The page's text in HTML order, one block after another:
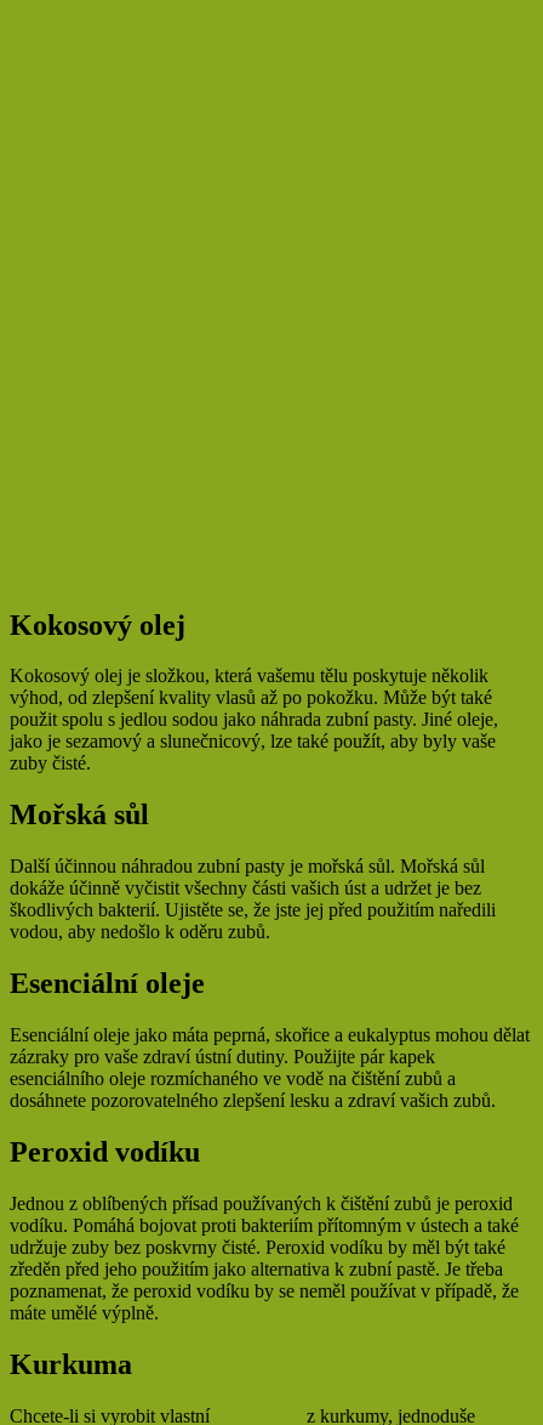
Kokosový olej
Kokosový olej je složkou, která vašemu tělu poskytuje několik
výhod, od zlepšení kvality vlasů až po pokožku. Může být také
použit spolu s jedlou sodou jako náhrada zubní pasty. Jiné oleje,
jako je sezamový a slunečnicový, lze také použít, aby byly vaše
zuby čisté.
Mořská sůl
Další účinnou náhradou zubní pasty je mořská sůl. Mořská sůl
dokáže účinně vyčistit všechny části vašich úst a udržet je bez
škodlivých bakterií. Ujistěte se, že jste jej před použitím naředili
vodou, aby nedošlo k oděru zubů.
Esenciální oleje
Esenciální oleje jako máta peprná, skořice a eukalyptus mohou dělat
zázraky pro vaše zdraví ústní dutiny. Použijte pár kapek
esenciálního oleje rozmíchaného ve vodě na čištění zubů a
dosáhnete pozorovatelného zlepšení lesku a zdraví vašich zubů.
Peroxid vodíku
Jednou z oblíbených přísad používaných k čištění zubů je peroxid
vodíku. Pomáhá bojovat proti bakteriím přítomným v ústech a také
udržuje zuby bez poskvrny čisté. Peroxid vodíku by měl být také
zředěn před jeho použitím jako alternativa k zubní pastě. Je třeba
poznamenat, že peroxid vodíku by se neměl používat v případě, že
máte umělé výplně.
Kurkuma
Chcete-li si vyrobit vlastní
z kurkumy, jednoduše